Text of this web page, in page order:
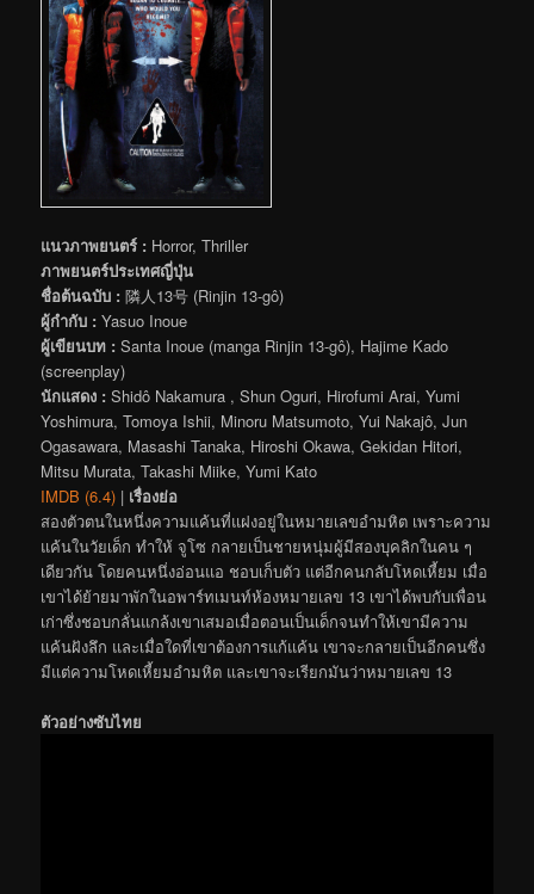
แนวภาพยนตร์ : Horror, Thriller
ภาพยนตร์ประเทศญี่ปุ่น
ชื่อต้นฉบับ : 隣人13号 (Rinjin 13-gô)
ผู้กำกับ : Yasuo Inoue
ผู้เขียนบท : Santa Inoue (manga Rinjin 13-gô), Hajime Kado
(screenplay)
นักแสดง : Shidô Nakamura , Shun Oguri, Hirofumi Arai, Yumi
Yoshimura, Tomoya Ishii, Minoru Matsumoto, Yui Nakajô, Jun
Ogasawara, Masashi Tanaka, Hiroshi Okawa, Gekidan Hitori,
Mitsu Murata, Takashi Miike, Yumi Kato
IMDB (6.4) | เรื่องย่อ
สองตัวตนในหนึ่งความแค้นที่แฝงอยู่ในหมายเลขอำมหิต เพราะความ
แค้นในวัยเด็ก ทำให้ จูโซ กลายเป็นชายหนุ่มผู้มีสองบุคลิกในคน ๆ
เดียวกัน โดยคนหนึ่งอ่อนแอ ชอบเก็บตัว แต่อีกคนกลับโหดเหี้ยม เมื่อ
เขาได้ย้ายมาพักในอพาร์ทเมนท์ห้องหมายเลข 13 เขาได้พบกับเพื่อน
เก่าซึ่งชอบกลั่นแกล้งเขาเสมอเมื่อตอนเป็นเด็กจนทำให้เขามีความ
แค้นฝังลึก และเมื่อใดที่เขาต้องการแก้แค้น เขาจะกลายเป็นอีกคนซึ่ง
มีแต่ความโหดเหี้ยมอำมหิต และเขาจะเรียกมันว่าหมายเลข 13
ตัวอย่างซับไทย